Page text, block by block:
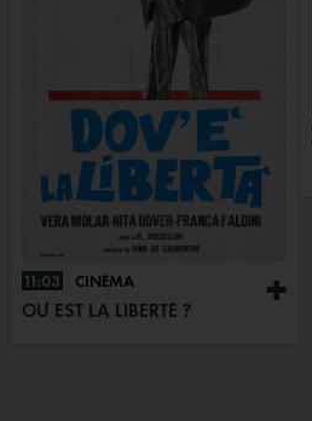
+
11:03 CINÉMA
OÙ EST LA LIBERTÉ ?